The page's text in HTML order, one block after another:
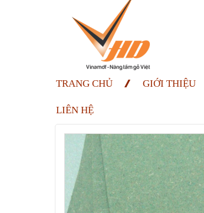
TRANG CHỦ GIỚI THIỆU
LIÊN HỆ